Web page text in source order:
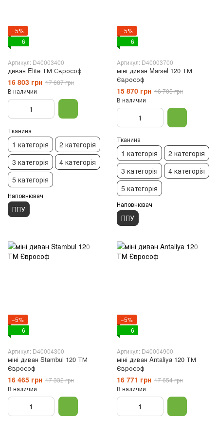
−5%
6
Артикул: D40003400
диван Elite ТМ Єврософ
16 803 грн 17 687 грн
В наличии
Тканина
1 категорія
2 категорія
3 категорія
4 категорія
5 категорія
Наповнювач
ППУ
−5%
6
Артикул: D40003700
міні диван Marsel 120 ТМ
Єврософ
15 870 грн 16 705 грн
В наличии
Тканина
1 категорія
2 категорія
3 категорія
4 категорія
5 категорія
Наповнювач
ППУ
−5%
6
Артикул: D40004300
міні диван Stambul 120 ТМ
Єврософ
16 465 грн 17 332 грн
В наличии
−5%
6
Артикул: D40004900
міні диван Antaliya 120 ТМ
Єврософ
16 771 грн 17 654 грн
В наличии